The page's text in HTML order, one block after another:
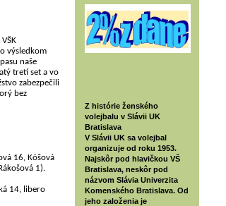
výsledkom
naše
tretí set a vo
zabezpečili
bez
16, Kóšová
1).
14, libero
Z histórie ženského
volejbalu v Slávii UK
Bratislava
V Slávii UK sa volejbal
organizuje od roku 1953.
Najskôr pod hlavičkou VŠ
Bratislava, neskôr pod
názvom Slávia Univerzita
Komenského Bratislava. Od
jeho založenia je